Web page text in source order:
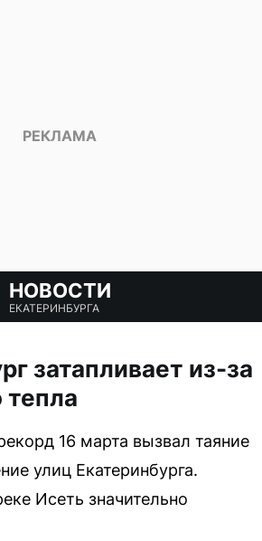
НОВОСТИ
ЕКАТЕРИНБУРГА
затапливает из-за
тепла
16 марта вызвал таяние
улиц Екатеринбурга.
Исеть значительно